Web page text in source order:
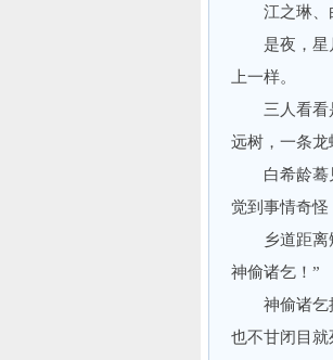
江之琳、白
是夜，星月
上一样。
三人看看是
远树，一条龙
白希龄蓦见
觉到事情奇怪
乡道距离矮
神偷诸乞！”
神偷诸乞摧
也不甘闭目就